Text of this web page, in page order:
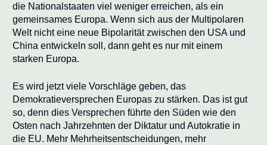
die Nationalstaaten viel weniger erreichen, als ein
gemeinsames Europa. Wenn sich aus der Multipolaren
Welt nicht eine neue Bipolarität zwischen den USA und
China entwickeln soll, dann geht es nur mit einem
starken Europa.
Es wird jetzt viele Vorschläge geben, das
Demokratieversprechen Europas zu stärken. Das ist gut
so, denn dies Versprechen führte den Süden wie den
Osten nach Jahrzehnten der Diktatur und Autokratie in
die EU. Mehr Mehrheitsentscheidungen, mehr